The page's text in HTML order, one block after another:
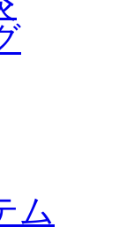
ム